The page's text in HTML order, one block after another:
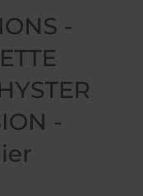
-
-